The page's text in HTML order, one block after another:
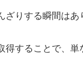
りする瞬間はあ
得することで、